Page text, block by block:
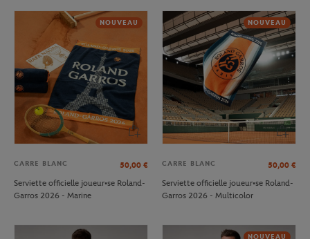
NOUVEAU
CARRE BLANC 50,00 €
Serviette officielle joueur•se Roland-
Garros 2026 - Marine
NOUVEAU
CARRE BLANC 50,00 €
Serviette officielle joueur•se Roland-
Garros 2026 - Multicolor
NOUVEAU